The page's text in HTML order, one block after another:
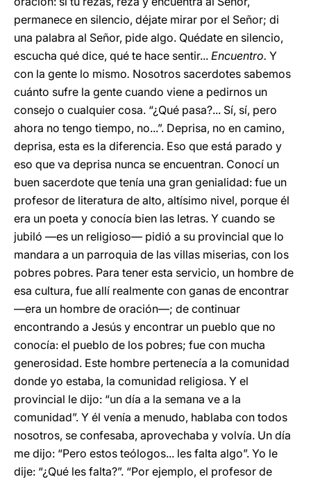
permanece en silencio, déjate mirar por el Señor; di
una palabra al Señor, pide algo. Quédate en silencio,
escucha qué dice, qué te hace sentir... Encuentro. Y
con la gente lo mismo. Nosotros sacerdotes sabemos
cuánto sufre la gente cuando viene a pedirnos un
consejo o cualquier cosa. “¿Qué pasa?... Sí, sí, pero
ahora no tengo tiempo, no...”. Deprisa, no en camino,
deprisa, esta es la diferencia. Eso que está parado y
eso que va deprisa nunca se encuentran. Conocí un
buen sacerdote que tenía una gran genialidad: fue un
profesor de literatura de alto, altísimo nivel, porque él
era un poeta y conocía bien las letras. Y cuando se
jubiló —es un religioso— pidió a su provincial que lo
mandara a un parroquia de las villas miserias, con los
pobres pobres. Para tener esta servicio, un hombre de
esa cultura, fue allí realmente con ganas de encontrar
—era un hombre de oración—; de continuar
encontrando a Jesús y encontrar un pueblo que no
conocía: el pueblo de los pobres; fue con mucha
generosidad. Este hombre pertenecía a la comunidad
donde yo estaba, la comunidad religiosa. Y el
provincial le dijo: “un día a la semana ve a la
comunidad”. Y él venía a menudo, hablaba con todos
nosotros, se confesaba, aprovechaba y volvía. Un día
me dijo: “Pero estos teólogos... les falta algo”. Yo le
dije: “¿Qué les falta?”. “Por ejemplo, el profesor de